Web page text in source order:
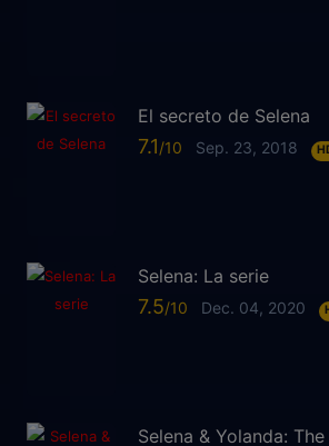
El secreto de Selena
7.1 Sep. 23, 2018
Selena: La serie
7.5 Dec. 04, 2020
Selena & Yolanda: